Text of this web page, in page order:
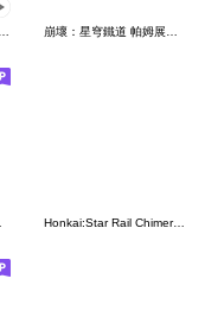
Honkai:Star Rail Chimera Sticker